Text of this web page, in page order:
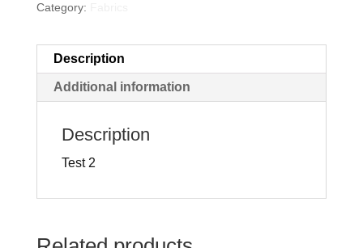
Category:
Description
Additional information
Description
Test 2